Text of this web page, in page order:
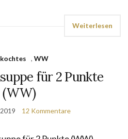
Weiterlesen
, WW
für 2 Punkte
(WW)
12 Kommentare